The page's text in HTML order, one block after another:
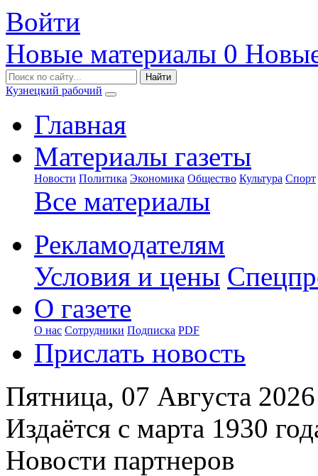
Войти
Новые материалы 0
Кузнецкий рабочий
Главная
Материалы газеты
Новости Политика Экономика Общество Культура Спорт
Все материалы
Рекламодателям
Условия и цены
О газете
О нас Сотрудники Подписка PDF
Прислать новость
Пятница, 07 Августа 2026
Издаётся с марта 1930
Новости партнеров